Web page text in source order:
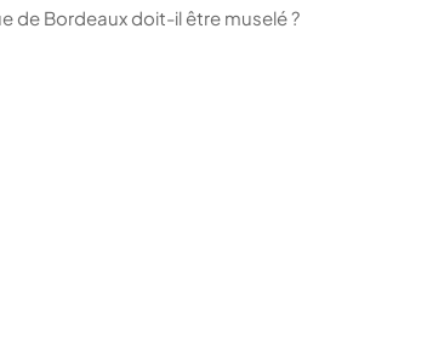
de Bordeaux doit-il être muselé ?